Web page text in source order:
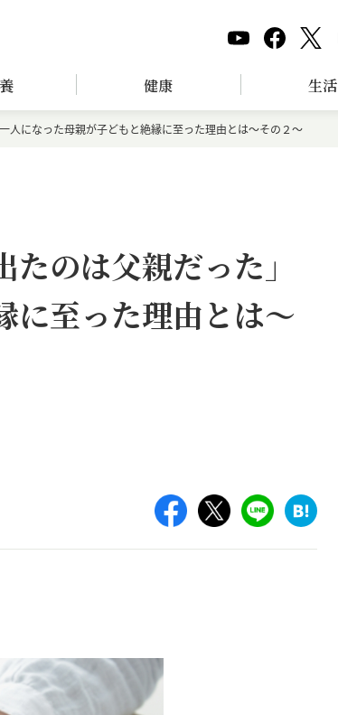
健康 生活
人になった母親が子どもと絶縁に至った理由とは～その２～
のは父親だった」
に至った理由とは～